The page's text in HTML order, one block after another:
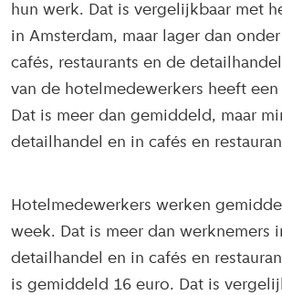
hun werk. Dat is vergelijkbaar met
in Amsterdam, maar lager dan
cafés, restaurants en de
van de hotelmedewerkers heeft
Dat is meer dan gemiddeld, maar
detailhandel en in cafés en
Hotelmedewerkers werken
week. Dat is meer dan werknemers
detailhandel en in cafés en
is gemiddeld 16 euro. Dat is